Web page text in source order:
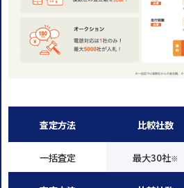
査定方法
一括査定
比較社数
最大30社※